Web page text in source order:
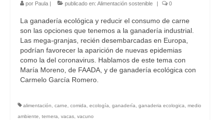
por Paula publicado en: Alimentación sostenible 0
La ganadería ecológica y reducir el consumo de carne
son las opciones que tenemos a la ganadería industrial.
Las mega-granjas, recién desembarcadas en Europa,
podrían favorecer la aparición de nuevas epidemias
como la del coronavirus. Hablamos de este tema con
María Moreno, de FAADA, y de ganadería ecológica con
Carmelo García Romero.
alimentación, carne, comida, ecología, ganadería, ganaderia ecologica, medio
ambiente, ternera, vacas, vacuno